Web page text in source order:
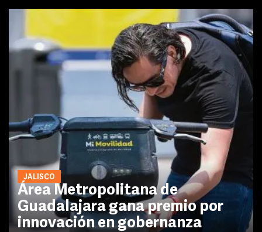
JALISCO
Área Metropolitana de
Guadalajara gana premio por
innovación en gobernanza